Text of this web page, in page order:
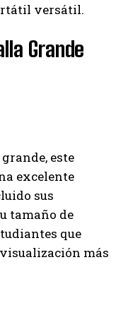
versátil.
Grande
este
excelente
sus
tamaño de
que
más